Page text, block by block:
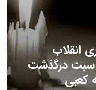
انقلاب
درگذشت
کعبی